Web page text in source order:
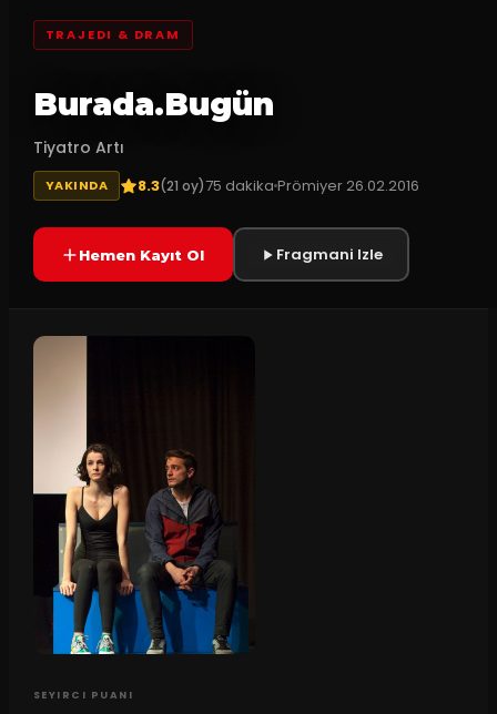
TRAJEDI & DRAM
Burada.Bugün
Tiyatro Artı
YAKINDA 8.3(21 oy)75 dakikaPrömiyer 26.02.2016
Hemen Kayıt Ol Fragmani Izle
SEYIRCI PUANI